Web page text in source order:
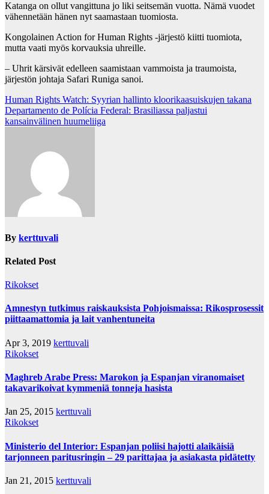
Katanga on ollut vangittuna jo liki seitsemän vuotta. Nämä vuodet
vähennetään hänen nyt saamastaan tuomiosta.
Kongolainen Action for Human Rights -järjestö kiitti tuomiota,
mutta vaati myös korvauksia uhreille.
– Uhrit kärsivät edelleen saamistaan vammoista ja traumoista,
järjestön johtaja Safari Runiga sanoi.
Post
navigation
Human Rights Watch: Syyrian hallinto kloorikaasuiskujen takana
Departamento de Polícia Federal: Brasiliassa paljastui
kansainvälinen huumeliiga
By kerttuvali
Related Post
Rikokset
Amnestyn tutkimus raiskauksista Pohjoismaissa: Rikosprosessit
piittaamattomia ja lait vanhentuneita
Apr 3, 2019 kerttuvali
Rikokset
Maghreb Arabe Press: Marokon ja Espanjan viranomaiset
takavarikoivat kymmeniä tonneja hasista
Jan 25, 2015 kerttuvali
Rikokset
Ministerio del Interior: Espanjan poliisi hajotti alaikäisiä
tarjonneen paritusringin – 29 parittajaa ja asiakasta pidätetty
Jan 21, 2015 kerttuvali